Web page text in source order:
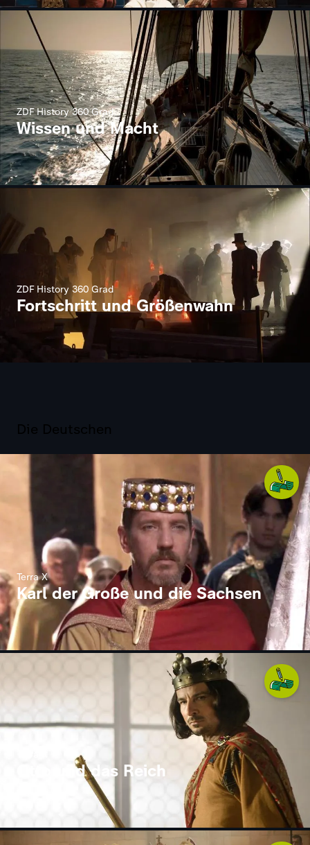
ZDF History 360 Grad
Wissen und Macht
ZDF History 360 Grad
Fortschritt und Größenwahn
Die Deutschen
Terra X
Karl der Große und die Sachsen
Otto und das Reich